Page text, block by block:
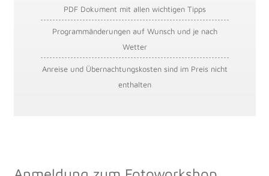
PDF Dokument mit allen wichtigen Tipps
Programmänderungen auf Wunsch und je nach
Wetter
Anreise und Übernachtungskosten sind im Preis nicht
enthalten